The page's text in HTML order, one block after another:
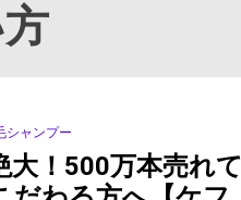
シャンプー
大！500万本売れて